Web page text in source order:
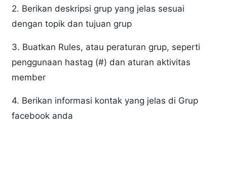
2. Berikan deskripsi grup yang jelas sesuai
dengan topik dan tujuan grup
3. Buatkan Rules, atau peraturan grup, seperti
penggunaan hastag (#) dan aturan aktivitas
member
4. Berikan informasi kontak yang jelas di Grup
facebook anda